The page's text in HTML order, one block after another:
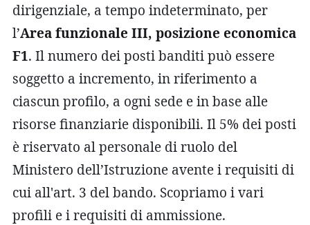
dirigenziale, a tempo indeterminato, per
l’Area funzionale III, posizione economica
F1. Il numero dei posti banditi può essere
soggetto a incremento, in riferimento a
ciascun profilo, a ogni sede e in base alle
risorse finanziarie disponibili. Il 5% dei posti
è riservato al personale di ruolo del
Ministero dell’Istruzione avente i requisiti di
cui all'art. 3 del bando. Scopriamo i vari
profili e i requisiti di ammissione.